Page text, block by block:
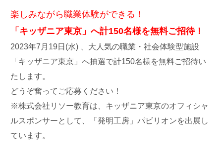
楽しみながら職業体験ができる！
「キッザニア東京」へ計150名様を無料ご招待！
2023年7月19日(水) 、大人気の職業・社会体験型施設
「キッザニア東京」へ抽選で計150名様を無料ご招待い
たします。
どうぞ奮ってご応募ください！
※株式会社リソー教育は、キッザニア東京のオフィシャ
ルスポンサーとして、「発明工房」パビリオンを出展し
ています。